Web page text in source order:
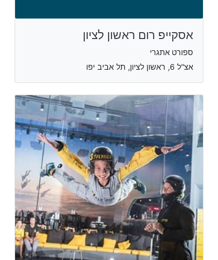
אסקייפ רום ראשון לציון
ספורט אתגרי
אצ"ל 6, ראשון לציון, תל אביב יפו